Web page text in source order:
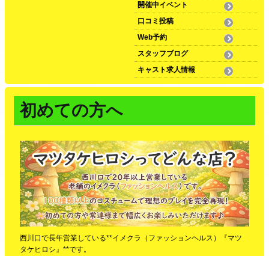
開催中イベント
口コミ投稿
Web予約
スタッフブログ
キャスト求人情報
初めての方へ
西川口で長年営業している**イメクラ（ファッションヘルス）『マツ
タケヒロシ』**です。